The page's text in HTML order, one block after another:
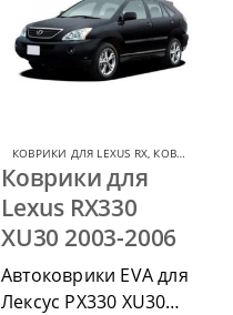
КОВРИКИ ДЛЯ LEXUS RX, КОВРИКИ ДЛЯ LEXUS
Коврики для
Lexus RX330
XU30 2003-2006
Автоковрики EVA для
Лексус РХ330 XU30